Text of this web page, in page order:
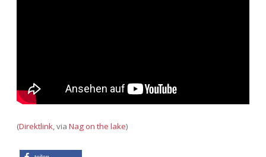
(Direktlink , via Nag on the lake)